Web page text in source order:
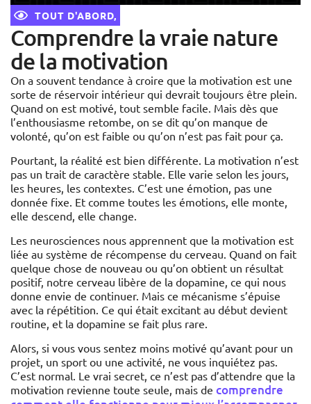
TOUT D'ABORD,
Comprendre la vraie nature
de la motivation
On a souvent tendance à croire que la motivation est une
sorte de réservoir intérieur qui devrait toujours être plein.
Quand on est motivé, tout semble facile. Mais dès que
l’enthousiasme retombe, on se dit qu’on manque de
volonté, qu’on est faible ou qu’on n’est pas fait pour ça.
Pourtant, la réalité est bien différente. La motivation n’est
pas un trait de caractère stable. Elle varie selon les jours,
les heures, les contextes. C’est une émotion, pas une
donnée fixe. Et comme toutes les émotions, elle monte,
elle descend, elle change.
Les neurosciences nous apprennent que la motivation est
liée au système de récompense du cerveau. Quand on fait
quelque chose de nouveau ou qu’on obtient un résultat
positif, notre cerveau libère de la dopamine, ce qui nous
donne envie de continuer. Mais ce mécanisme s’épuise
avec la répétition. Ce qui était excitant au début devient
routine, et la dopamine se fait plus rare.
Alors, si vous vous sentez moins motivé qu’avant pour un
projet, un sport ou une activité, ne vous inquiétez pas.
C’est normal. Le vrai secret, ce n’est pas d’attendre que la
motivation revienne toute seule, mais de comprendre